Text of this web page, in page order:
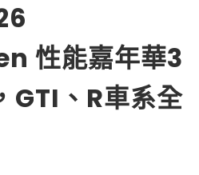
性能嘉年華3
GTI、R車系全